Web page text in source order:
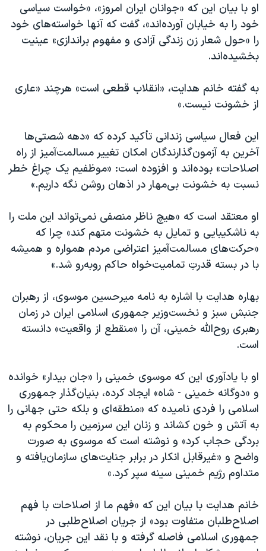
او با بیان این که «جوانان ایران امروز»، «خواست سیاسی
خود را به خیابان آورده‌اند»، گفت که آنها خواسته‌های خود
را «حول شعار زن زندگی آزادی و مفهوم براندازی» عینیت
بخشیده‌اند.
به گفته خانم هدایت، «انقلاب قطعی است» هرچند «عاری
از خشونت نیست.»
این فعال سیاسی زندانی تأکید کرده که «دهه شصتی‌ها
آخرین به آزمون‌گذارندگان امکان تغییر مسالمت‌آمیز از راه
اصلاحات» بوده‌اند و افزوده است: «موظفیم یک چراغ خطر
نسبت به خشونت بی‌مهار در اذهان روشن نگه داریم.»
او معتقد است که «هیچ ناظر منصفی نمی‌تواند این ملت را
به ناشکیبایی و تمایل به خشونت متهم کند» چرا که
«حرکت‌های مسالمت‌آمیز اعتراضی مردم همواره و همیشه
با در بسته قدرتِ تمامیت‌خواه حاکم روبه‌رو شد.»
بهاره هدایت با اشاره به نامه میرحسین موسوی، از رهبران
جنبش سبز و نخست‌وزیر جمهوری اسلامی ایران در زمان
رهبری روح‌الله خمینی، آن را «منقطع از واقعیت» دانسته
است.
او با یادآوری این که موسوی خمینی را «جان بیدار» خوانده
و «دوگانه خمینی - شاه» ایجاد کرده، بنیان‌گذار جمهوری
اسلامی را فردی نامیده که «منطقه‌ای و بلکه حتی جهانی را
به آتش و خون کشاند و زنان این سرزمین را محکوم به
بردگی حجاب کرد» و نوشته است که موسوی به صورت
واضح و «غیرقابل انکار در برابر جنایت‌های سازمان‌یافته و
متداوم رژیم خمینی سینه سپر کرد.»
خانم هدایت با بیان این که «فهم ما از اصلاحات با فهم
اصلاح‌طلبان متفاوت بود» از جریان اصلاح‌طلبی در
جمهوری اسلامی فاصله گرفته و با نقد این جریان، نوشته